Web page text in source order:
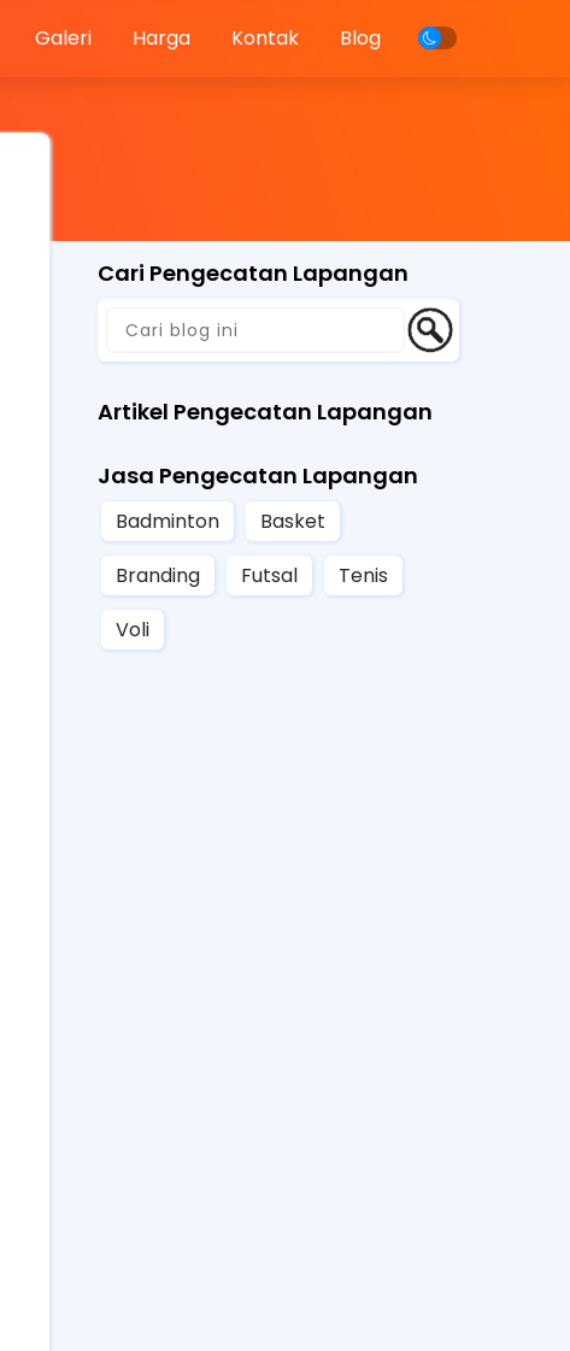
Galeri Harga Kontak Blog
Cari Pengecatan Lapangan
Artikel Pengecatan Lapangan
Jasa Pengecatan Lapangan
Badminton
Basket
Branding
Futsal
Tenis
Voli